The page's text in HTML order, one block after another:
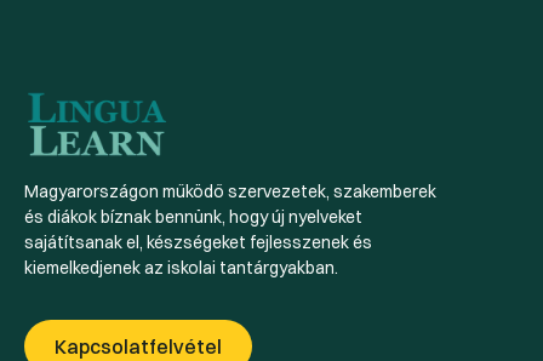
Magyarországon működő szervezetek, szakemberek
és diákok bíznak bennünk, hogy új nyelveket
sajátítsanak el, készségeket fejlesszenek és
kiemelkedjenek az iskolai tantárgyakban.
Kapcsolatfelvétel